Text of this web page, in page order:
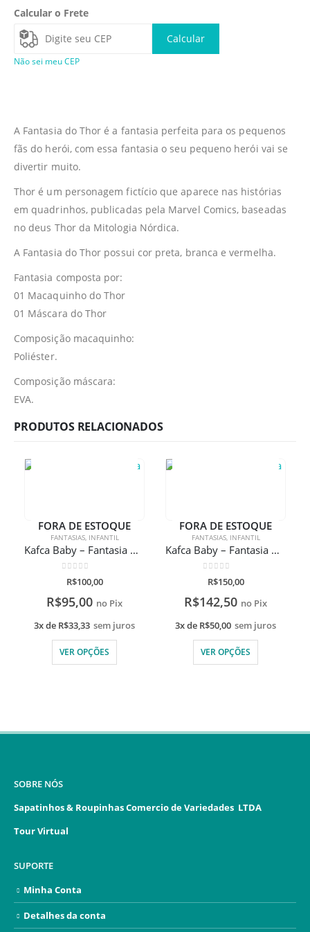
Calcular o Frete
Calcular
Não sei meu CEP
A Fantasia do Thor é a fantasia perfeita para os pequenos
fãs do herói, com essa fantasia o seu pequeno herói vai se
divertir muito.
Thor é um personagem fictício que aparece nas histórias
em quadrinhos, publicadas pela Marvel Comics, baseadas
no deus Thor da Mitologia Nórdica.
A Fantasia do Thor possui cor preta, branca e vermelha.
Fantasia composta por:
01 Macaquinho do Thor
01 Máscara do Thor
Composição macaquinho:
Poliéster.
Composição máscara:
EVA.
PRODUTOS RELACIONADOS
FORA DE ESTOQUE
FANTASIAS, INFANTIL
Kafca Baby – Fantasia Mickey Tactel
de 5
R$100,00
R$95,00 no Pix
3x de R$33,33 sem juros
VER OPÇÕES
FORA DE ESTOQUE
FANTASIAS, INFANTIL
Kafca Baby – Fantasia mônica com bolsinha
de 5
R$150,00
R$142,50 no Pix
3x de R$50,00 sem juros
VER OPÇÕES
SOBRE NÓS
Sapatinhos & Roupinhas Comercio de Variedades LTDA
Tour Virtual
SUPORTE
Minha Conta
Detalhes da conta